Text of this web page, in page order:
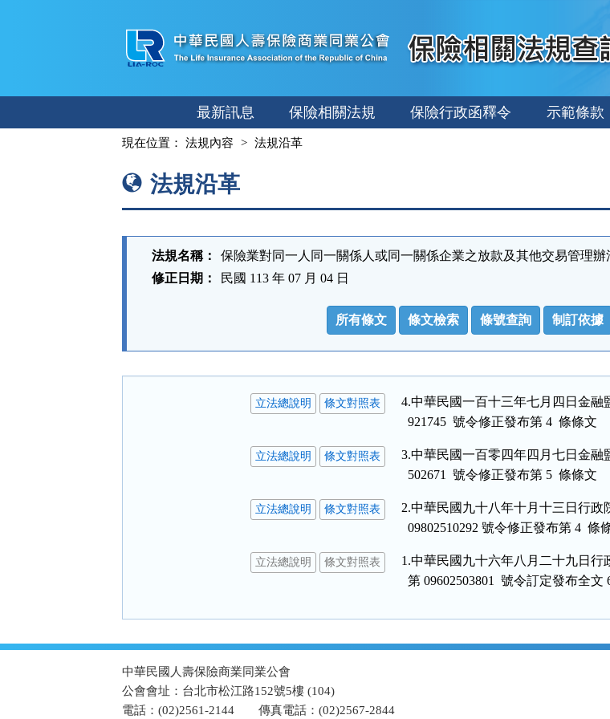
容
最新訊息 保險相關法規 保險行政函釋令 示範條款
現在位置： 法規內容 法規沿革
法規沿革
法規名稱：
保險業對同一人同一關係人或同一關係企業之放款及其他交易管理辦
修正日期：
民國 113 年 07 月 04 日
能
所有條文 條文檢索 條號查詢 制訂依據
立法總說明 條文對照表
4.中華民國一百十三年七月四日金融
立法總說明 條文對照表
3.中華民國一百零四年四月七日金融
立法總說明 條文對照表
2.中華民國九十八年十月十三日行
立法總說明 條文對照表
1.中華民國九十六年八月二十九日
中華民國人壽保險商業同業公會
公會會址：台北市松江路152號5樓 (104)
電話：(02)2561-2144
傳真電話：(02)2567-2844